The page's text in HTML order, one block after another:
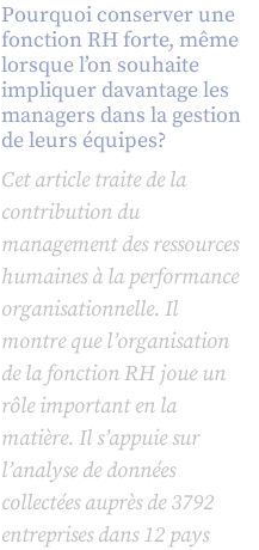
Pourquoi conserver une
fonction RH forte, même
lorsque l’on souhaite
impliquer davantage les
managers dans la gestion
de leurs équipes?
Cet article traite de la
contribution du
management des ressources
humaines à la performance
organisationnelle. Il
montre que l’organisation
de la fonction RH joue un
rôle important en la
matière. Il s’appuie sur
l’analyse de données
collectées auprès de 3792
entreprises dans 12 pays